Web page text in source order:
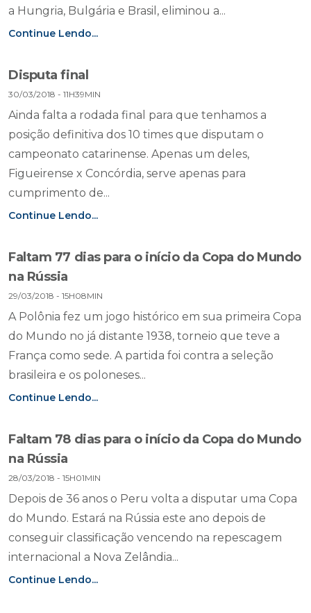
a Hungria, Bulgária e Brasil, eliminou a...
Continue Lendo...
Disputa final
30/03/2018 - 11H39MIN
Ainda falta a rodada final para que tenhamos a
posição definitiva dos 10 times que disputam o
campeonato catarinense. Apenas um deles,
Figueirense x Concórdia, serve apenas para
cumprimento de...
Continue Lendo...
Faltam 77 dias para o início da Copa do Mundo
na Rússia
29/03/2018 - 15H08MIN
A Polônia fez um jogo histórico em sua primeira Copa
do Mundo no já distante 1938, torneio que teve a
França como sede. A partida foi contra a seleção
brasileira e os poloneses...
Continue Lendo...
Faltam 78 dias para o início da Copa do Mundo
na Rússia
28/03/2018 - 15H01MIN
Depois de 36 anos o Peru volta a disputar uma Copa
do Mundo. Estará na Rússia este ano depois de
conseguir classificação vencendo na repescagem
internacional a Nova Zelândia...
Continue Lendo...